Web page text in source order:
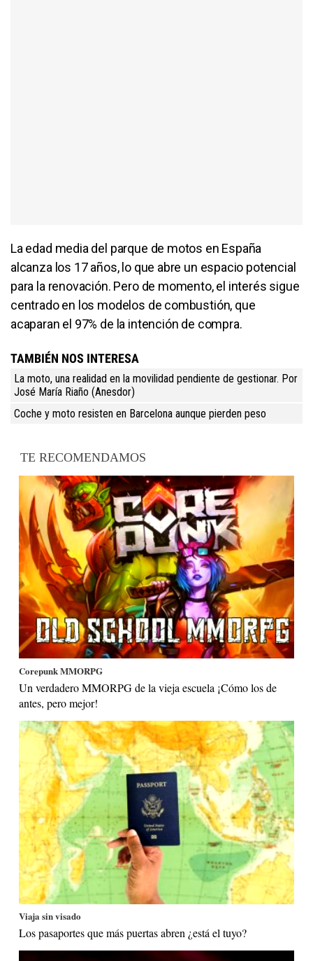
La edad media del parque de motos en España
alcanza los 17 años, lo que abre un espacio potencial
para la renovación. Pero de momento, el interés sigue
centrado en los modelos de combustión, que
acaparan el 97% de la intención de compra.
TAMBIÉN NOS INTERESA
La moto, una realidad en la movilidad pendiente de gestionar. Por
José María Riaño (Anesdor)
Coche y moto resisten en Barcelona aunque pierden peso
TE RECOMENDAMOS
Corepunk MMORPG
Un verdadero MMORPG de la vieja escuela ¡Cómo los de
antes, pero mejor!
Viaja sin visado
Los pasaportes que más puertas abren ¿está el tuyo?